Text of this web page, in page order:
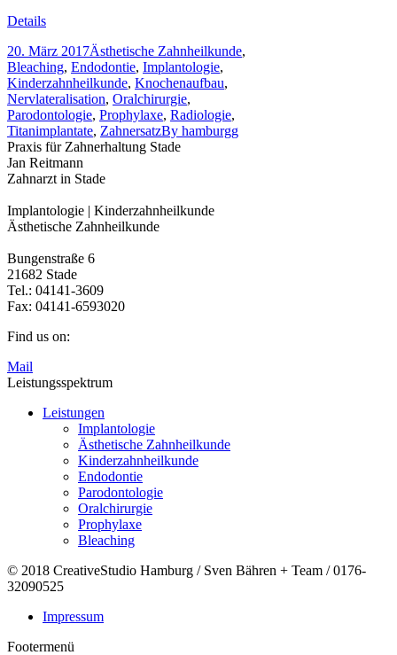
Details
20. März 2017Ästhetische Zahnheilkunde,
Bleaching, Endodontie, Implantologie,
Kinderzahnheilkunde, Knochenaufbau,
Nervlateralisation, Oralchirurgie,
Parodontologie, Prophylaxe, Radiologie,
Titanimplantate, ZahnersatzBy hamburgg
Praxis für Zahnerhaltung Stade
Jan Reitmann
Zahnarzt in Stade
Implantologie | Kinderzahnheilkunde
Ästhetische Zahnheilkunde
Bungenstraße 6
21682 Stade
Tel.: 04141-3609
Fax: 04141-6593020
Find us on:
Mail
Leistungsspektrum
Leistungen
Implantologie
Ästhetische Zahnheilkunde
Kinderzahnheilkunde
Endodontie
Parodontologie
Oralchirurgie
Prophylaxe
Bleaching
© 2018 CreativeStudio Hamburg / Sven Bähren + Team / 0176-
32090525
Impressum
Footermenü